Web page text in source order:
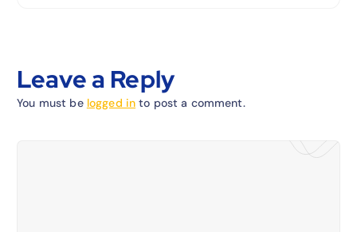
Leave a Reply
You must be logged in to post a comment.